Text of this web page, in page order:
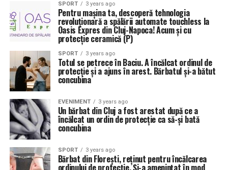
SPORT 3 years ago
Pentru mașina ta, descoperă tehnologia
revoluționară a spălării automate touchless la
Oasis Expres din Cluj-Napoca! Acum și cu
protecție ceramică (P)
SPORT 3 years ago
Totul se petrece în Baciu. A încălcat ordinul de
protecție și a ajuns în arest. Bărbatul și-a bătut
concubina
EVENIMENT 3 years ago
Un bărbat din Cluj a fost arestat după ce a
încălcat un ordin de protecție ca să-și bată
concubina
SPORT 3 years ago
Bărbat din Florești, reținut pentru încălcarea
ordinului de protecție. Și-a amenințat în mod